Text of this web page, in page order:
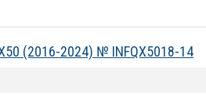
(2016-2024) № INFQX5018-14